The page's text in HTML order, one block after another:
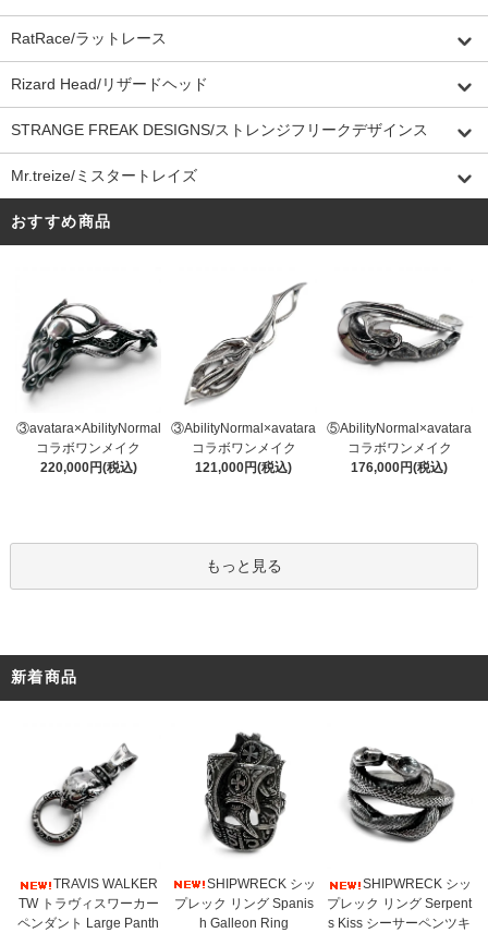
RatRace/ラットレース
Rizard Head/リザードヘッド
STRANGE FREAK DESIGNS/ストレンジフリークデザインス
Mr.treize/ミスタートレイズ
おすすめ商品
③avatara×AbilityNormal
コラボワンメイク
220,000円(税込)
③AbilityNormal×avatara
コラボワンメイク
121,000円(税込)
⑤AbilityNormal×avatara
コラボワンメイク
176,000円(税込)
もっと見る
新着商品
TRAVIS WALKER
TW トラヴィスワーカー
ペンダント Large Panth
SHIPWRECK シッ
プレック リング Spanis
h Galleon Ring
SHIPWRECK シッ
プレック リング Serpent
s Kiss シーサーペンツキ